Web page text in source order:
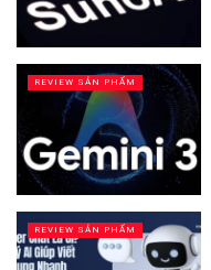
REVIEW SẢN PHẨM
REVIEW SẢN PHẨM